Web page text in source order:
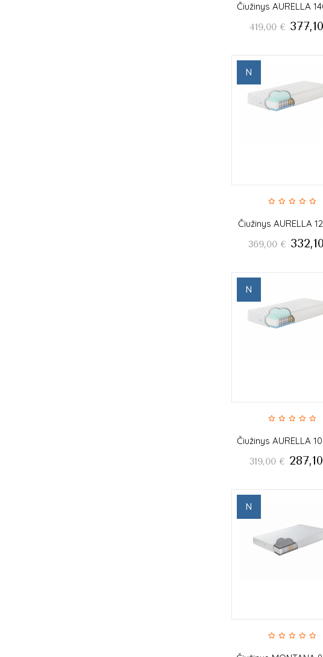
Čiužinys AURELLA
419,00 € 377,10
N
Čiužinys AURELLA
369,00 € 332,10
N
Čiužinys AURELLA
319,00 € 287,10
N